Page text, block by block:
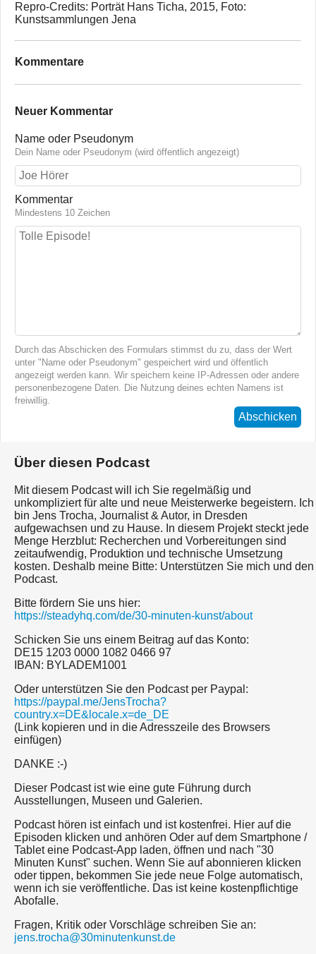
Repro-Credits: Porträt Hans Ticha, 2015, Foto:
Kunstsammlungen Jena
Kommentare
Neuer Kommentar
Name oder Pseudonym
Dein Name oder Pseudonym (wird öffentlich angezeigt)
Kommentar
Mindestens 10 Zeichen
Durch das Abschicken des Formulars stimmst du zu, dass der Wert
unter "Name oder Pseudonym" gespeichert wird und öffentlich
angezeigt werden kann. Wir speichern keine IP-Adressen oder andere
personenbezogene Daten. Die Nutzung deines echten Namens ist
freiwillig.
Abschicken
Über diesen Podcast
Mit diesem Podcast will ich Sie regelmäßig und
unkompliziert für alte und neue Meisterwerke begeistern. Ich
bin Jens Trocha, Journalist & Autor, in Dresden
aufgewachsen und zu Hause. In diesem Projekt steckt jede
Menge Herzblut: Recherchen und Vorbereitungen sind
zeitaufwendig, Produktion und technische Umsetzung
kosten. Deshalb meine Bitte: Unterstützen Sie mich und den
Podcast.
Bitte fördern Sie uns hier:
https://steadyhq.com/de/30-minuten-kunst/about
Schicken Sie uns einem Beitrag auf das Konto:
DE15 1203 0000 1082 0466 97
IBAN: BYLADEM1001
Oder unterstützen Sie den Podcast per Paypal:
https://paypal.me/JensTrocha?
country.x=DE&locale.x=de_DE
(Link kopieren und in die Adresszeile des Browsers
einfügen)
DANKE :-)
Dieser Podcast ist wie eine gute Führung durch
Ausstellungen, Museen und Galerien.
Podcast hören ist einfach und ist kostenfrei. Hier auf die
Episoden klicken und anhören Oder auf dem Smartphone /
Tablet eine Podcast-App laden, öffnen und nach "30
Minuten Kunst" suchen. Wenn Sie auf abonnieren klicken
oder tippen, bekommen Sie jede neue Folge automatisch,
wenn ich sie veröffentliche. Das ist keine kostenpflichtige
Abofalle.
Fragen, Kritik oder Vorschläge schreiben Sie an:
jens.trocha@30minutenkunst.de